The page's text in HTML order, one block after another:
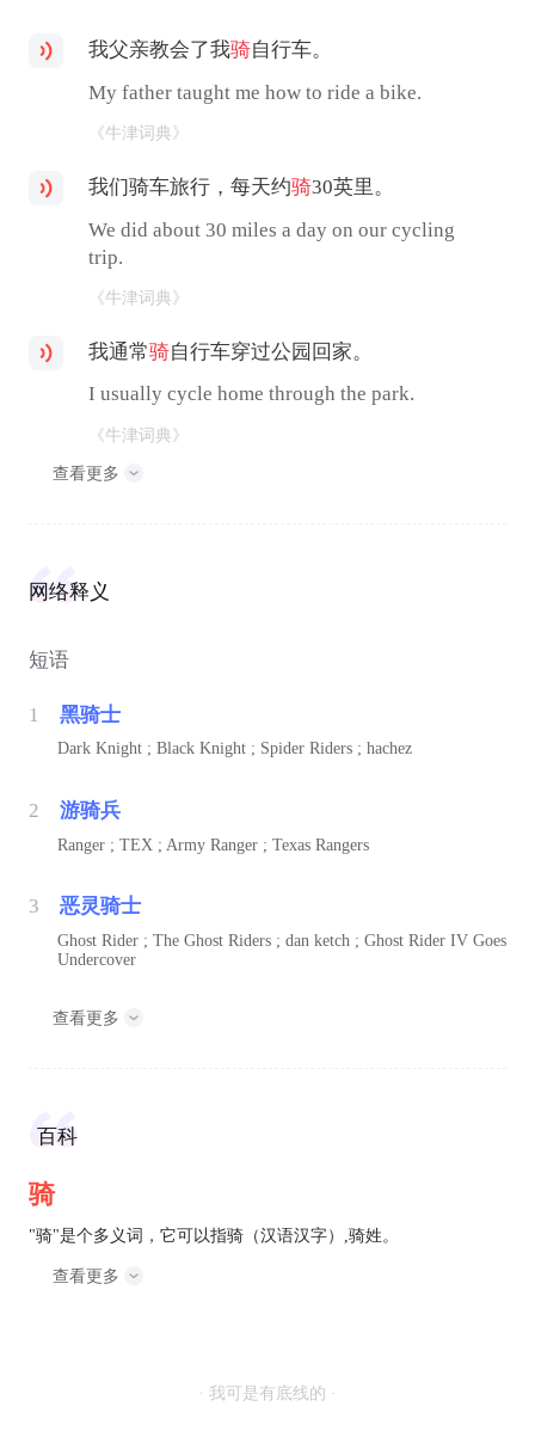
我父亲教会了我骑自行车。
My father taught me how to ride a bike.
《牛津词典》
我们骑车旅行，每天约骑30英里。
We did about 30 miles a day on our cycling
trip.
《牛津词典》
我通常骑自行车穿过公园回家。
I usually cycle home through the park.
《牛津词典》
查看更多
网络释义
短语
1 黑骑士
Dark Knight ; Black Knight ; Spider Riders ; hachez
2 游骑兵
Ranger ; TEX ; Army Ranger ; Texas Rangers
3 恶灵骑士
Ghost Rider ; The Ghost Riders ; dan ketch ; Ghost Rider IV Goes
Undercover
查看更多
百科
骑
"骑"是个多义词，它可以指骑（汉语汉字）,骑姓。
查看更多
· 我可是有底线的 ·